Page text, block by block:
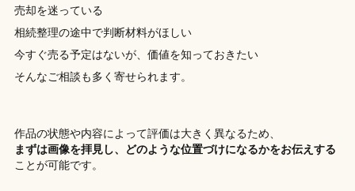
売却を迷っている
相続整理の途中で判断材料がほしい
今すぐ売る予定はないが、価値を知っておきたい
そんなご相談も多く寄せられます。
作品の状態や内容によって評価は大きく異なるため、
まずは画像を拝見し、どのような位置づけになるかをお伝えする
ことが可能です。